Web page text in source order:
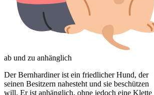
ab und zu anhänglich
Der Bernhardiner ist ein friedlicher Hund, der
seinen Besitzern nahesteht und sie beschützen
will. Er ist anhänglich, ohne jedoch eine Klette